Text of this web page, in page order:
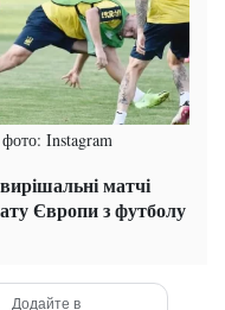
Instagram
матчі
Європи з футболу
Додайте в